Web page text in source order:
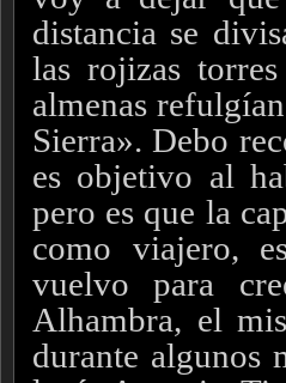
distancia se
las rojizas
almenas
Sierra». Debo
es objetivo al
pero es que la
como viajero,
vuelvo para
Alhambra, el
durante algunos